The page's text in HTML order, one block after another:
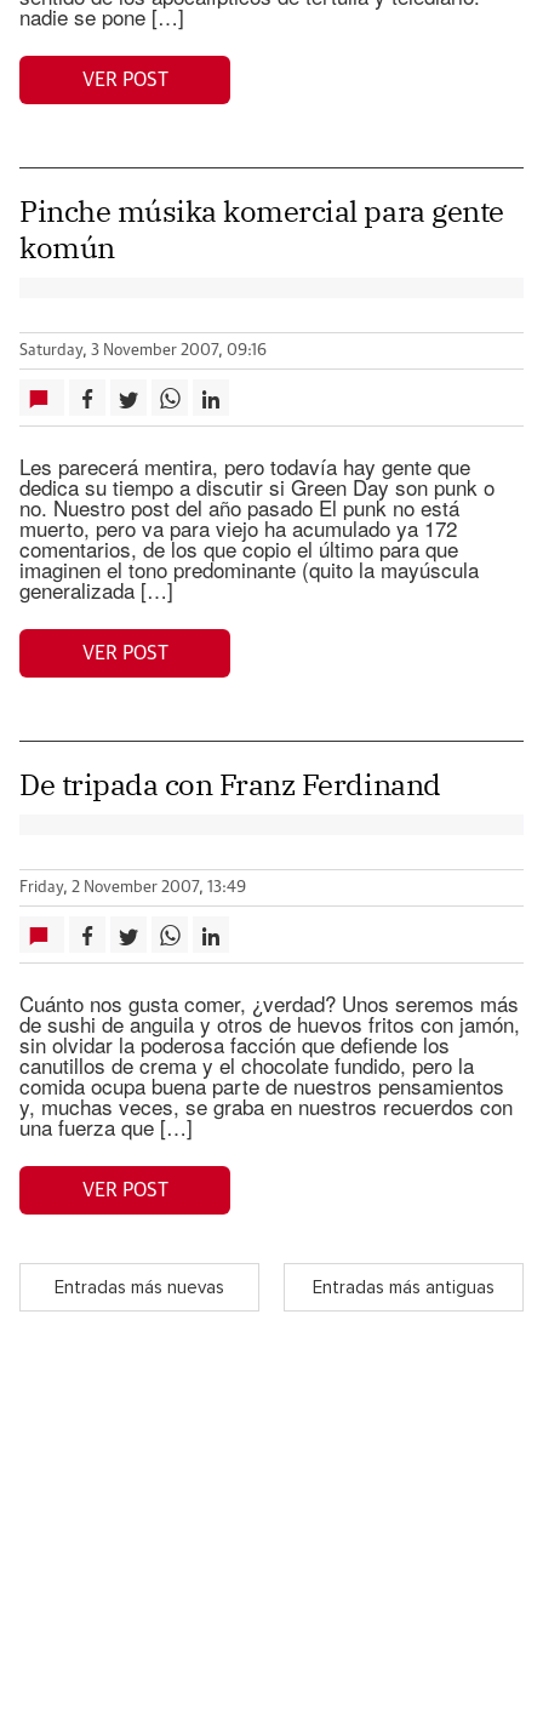
nadie se pone […]
VER POST
Pinche músika komercial para gente
komún
Saturday, 3 November 2007, 09:16
Les parecerá mentira, pero todavía hay gente que
dedica su tiempo a discutir si Green Day son punk o
no. Nuestro post del año pasado El punk no está
muerto, pero va para viejo ha acumulado ya 172
comentarios, de los que copio el último para que
imaginen el tono predominante (quito la mayúscula
generalizada […]
VER POST
De tripada con Franz Ferdinand
Friday, 2 November 2007, 13:49
Cuánto nos gusta comer, ¿verdad? Unos seremos más
de sushi de anguila y otros de huevos fritos con jamón,
sin olvidar la poderosa facción que defiende los
canutillos de crema y el chocolate fundido, pero la
comida ocupa buena parte de nuestros pensamientos
y, muchas veces, se graba en nuestros recuerdos con
una fuerza que […]
VER POST
Entradas más nuevas Entradas más antiguas